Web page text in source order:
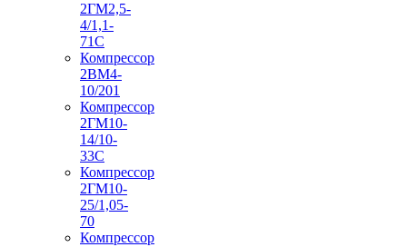
2ГМ2,5-
4/1,1-
71С
Компрессор
2ВМ4-
10/201
Компрессор
2ГМ10-
14/10-
33С
Компрессор
2ГМ10-
25/1,05-
70
Компрессор